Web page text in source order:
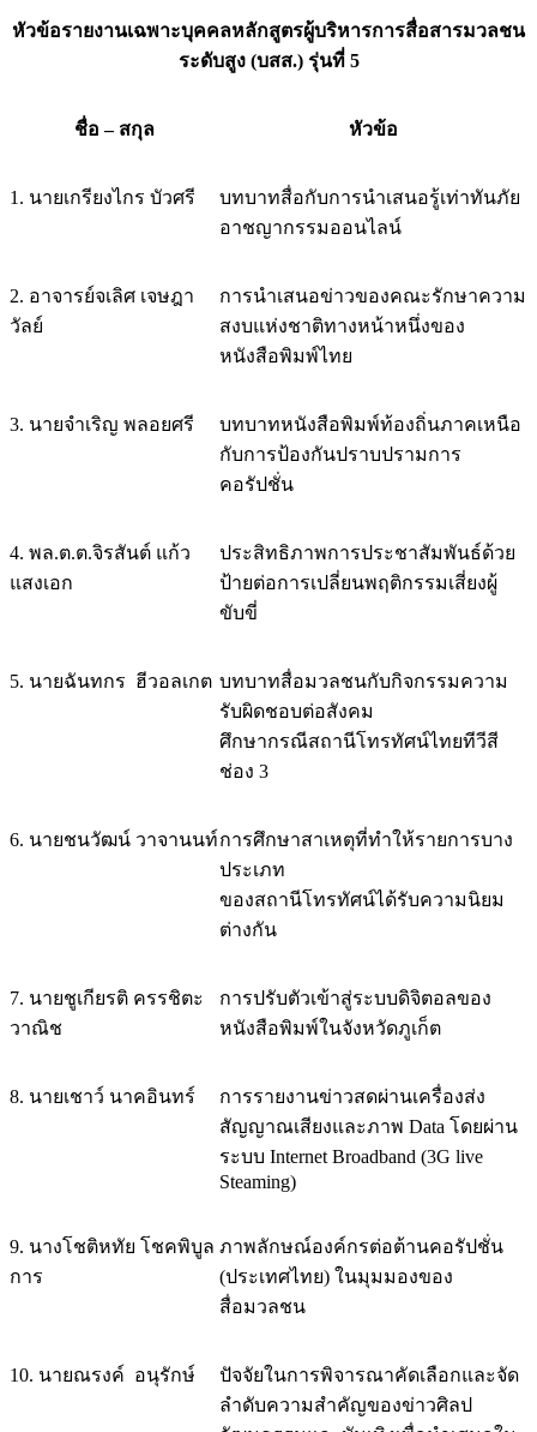
หัวข้อรายงานเฉพาะบุคคลหลักสูตรผู้บริหารการสื่อสารมวลชน
ระดับสูง (บสส.) รุ่นที่ 5
ชื่อ – สกุล หัวข้อ
1. นายเกรียงไกร บัวศรี
บทบาทสื่อกับการนำเสนอรู้เท่าทันภัย
อาชญากรรมออนไลน์
2. อาจารย์จเลิศ เจษฎา
วัลย์
การนำเสนอข่าวของคณะรักษาความ
สงบแห่งชาติทางหน้าหนึ่งของ
หนังสือพิมพ์ไทย
3. นายจำเริญ พลอยศรี
บทบาทหนังสือพิมพ์ท้องถิ่นภาคเหนือ
กับการป้องกันปราบปรามการ
คอรัปชั่น
4. พล.ต.ต.จิรสันต์ แก้ว
แสงเอก
ประสิทธิภาพการประชาสัมพันธ์ด้วย
ป้ายต่อการเปลี่ยนพฤติกรรมเสี่ยงผู้
ขับขี่
5. นายฉันทกร ฮีวอลเกต บทบาทสื่อมวลชนกับกิจกรรมความ
รับผิดชอบต่อสังคม
ศึกษากรณีสถานีโทรทัศน์ไทยทีวีสี
ช่อง 3
6. นายชนวัฒน์ วาจานนท์การศึกษาสาเหตุที่ทำให้รายการบาง
ประเภท
ของสถานีโทรทัศน์ได้รับความนิยม
ต่างกัน
7. นายชูเกียรติ ครรชิตะ
วาณิช
การปรับตัวเข้าสู่ระบบดิจิตอลของ
หนังสือพิมพ์ในจังหวัดภูเก็ต
8. นายเชาว์ นาคอินทร์
การรายงานข่าวสดผ่านเครื่องส่ง
สัญญาณเสียงและภาพ Data โดยผ่าน
ระบบ Internet Broadband (3G live
Steaming)
9. นางโชติหทัย โชคพิบูล
การ
ภาพลักษณ์องค์กรต่อต้านคอรัปชั่น
(ประเทศไทย) ในมุมมองของ
สื่อมวลชน
10. นายณรงค์ อนุรักษ์
ปัจจัยในการพิจารณาคัดเลือกและจัด
ลำดับความสำคัญของข่าวศิลป